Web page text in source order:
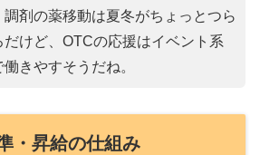
調剤の薬移動は夏冬がちょっとつら
だけど、OTCの応援はイベント系
きやすそうだね。
・昇給の仕組み